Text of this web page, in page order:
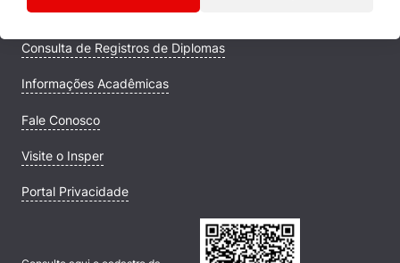
Campus
Consulta de Registros de Diplomas
Informações Acadêmicas
Fale Conosco
Visite o Insper
Portal Privacidade